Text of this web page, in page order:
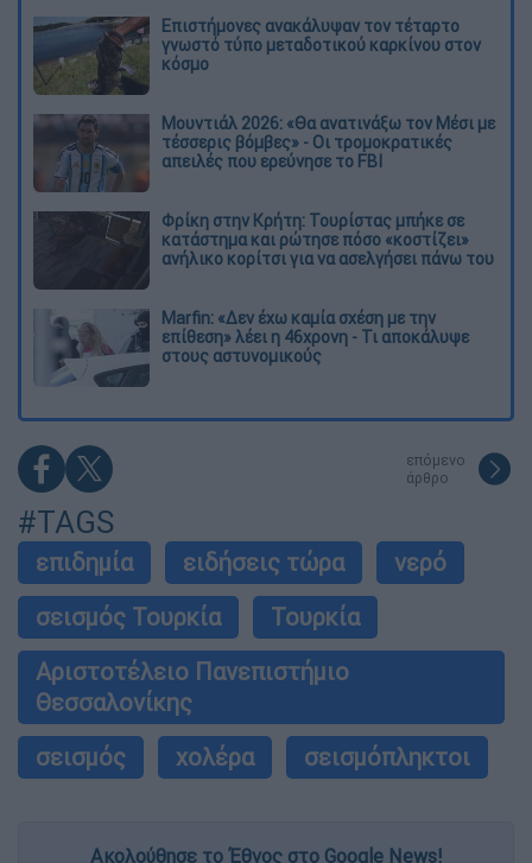
Επιστήμονες ανακάλυψαν τον τέταρτο
γνωστό τύπο μεταδοτικού καρκίνου στον
κόσμο
Μουντιάλ 2026: «Θα ανατινάξω τον Μέσι με
τέσσερις βόμβες» - Οι τρομοκρατικές
απειλές που ερεύνησε το FBI
Φρίκη στην Κρήτη: Τουρίστας μπήκε σε
κατάστημα και ρώτησε πόσο «κοστίζει»
ανήλικο κορίτσι για να ασελγήσει πάνω του
Marfin: «Δεν έχω καμία σχέση με την
επίθεση» λέει η 46χρονη - Τι αποκάλυψε
στους αστυνομικούς
επόμενο
άρθρο
#TAGS
επιδημία ειδήσεις τώρα
νερό
σεισμός Τουρκία
Τουρκία
Αριστοτέλειο Πανεπιστήμιο
Θεσσαλονίκης
σεισμός
χολέρα σεισμόπληκτοι
Ακολούθησε το Έθνος στο Google News!